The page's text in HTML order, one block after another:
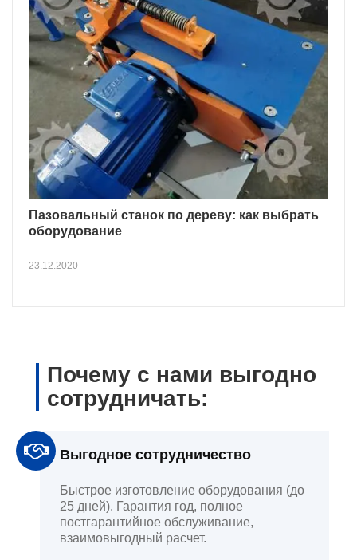
Пазовальный станок по дереву: как выбрать
оборудование
23.12.2020
Почему с нами выгодно
сотрудничать:
Выгодное сотрудничество
Быстрое изготовление оборудования (до
25 дней). Гарантия год, полное
постгарантийное обслуживание,
взаимовыгодный расчет.